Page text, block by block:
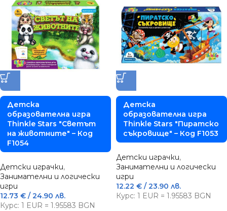
Детска
образователна игра
Thinkle Stars "Светът
на животните" – Код
F1054
Детски играчки,
Занимателни и логически
игри
12.73 € / 24.90 лв.
Курс: 1 EUR = 1.95583 BGN
Детска
образователна игра
Thinkle Stars "Пиратско
съкровище" – Код F1053
Детски играчки,
Занимателни и логически
игри
12.22 € / 23.90 лв.
Курс: 1 EUR = 1.95583 BGN